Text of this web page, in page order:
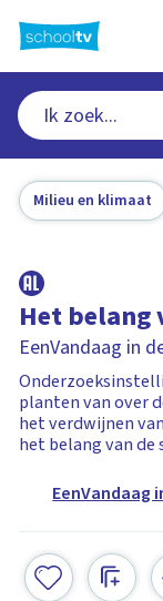
naar
hoofdinhoud
Milieu en klimaat
Het
EenVandaag in
planten van over
het verdwijnen
het belang van
EenVandaag